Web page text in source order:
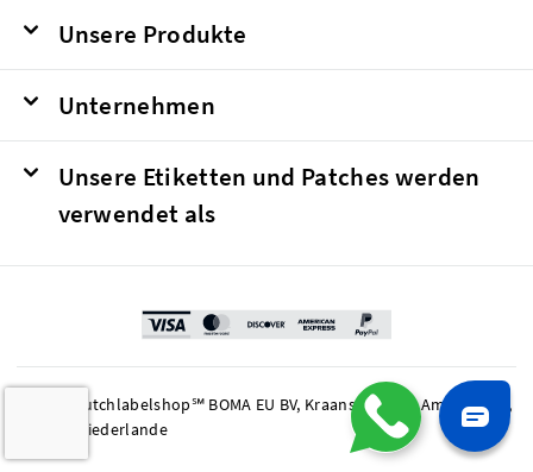
Unsere Produkte
Unternehmen
Unsere Etiketten und Patches werden
verwendet als
© 2026 Dutchlabelshop℠ BOMA EU BV, Kraanspoor 50, Amsterdam,
1033 SE Niederlande